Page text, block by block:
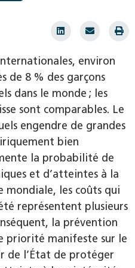
environ
de 8 % des garçons
dans le monde ; les
sont comparables. Le
engendre de grandes
bien
la probabilité de
et d’atteintes à la
mondiale, les coûts qui
représentent plusieurs
la prévention
priorité manifeste sur le
de l’État de protéger